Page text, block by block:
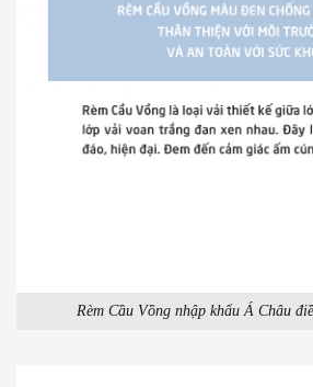
Rèm Cầu Vồng nhập khẩu Á Châu